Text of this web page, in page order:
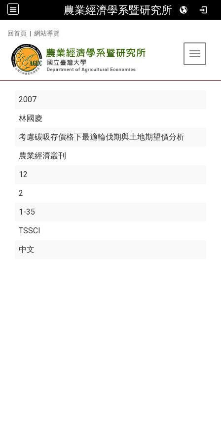
農業經濟學系暨研究所
回首頁 | 網站導覽
Toggle
2007
林國慶
考慮碳吸存價格下最適輪伐期與土地期望價分析
農業經濟叢刊
12
2
1-35
TSSCI
中文